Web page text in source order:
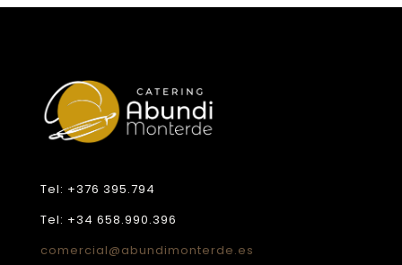
Tel: +376 395.794
Tel: +34 658.990.396
comercial@abundimonterde.es